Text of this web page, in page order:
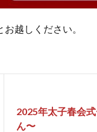
お越しください。
2025年太子春会
ん〜